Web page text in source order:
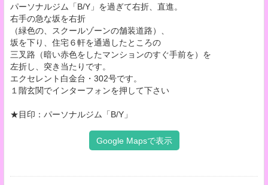
パーソナルジム「B/Y」を過ぎて右折、直進。
右手の急な坂を右折
（緑色の、スクールゾーンの舗装道路）、
坂を下り、住宅６軒を通過したところの
三叉路（暗い赤色をしたマンションのすぐ手前を）を
左折し、突き当たりです。
エクセレント白金台・302号です。
１階玄関でインターフォンを押して下さい
★目印：パーソナルジム「B/Y」
Google Mapsで表示